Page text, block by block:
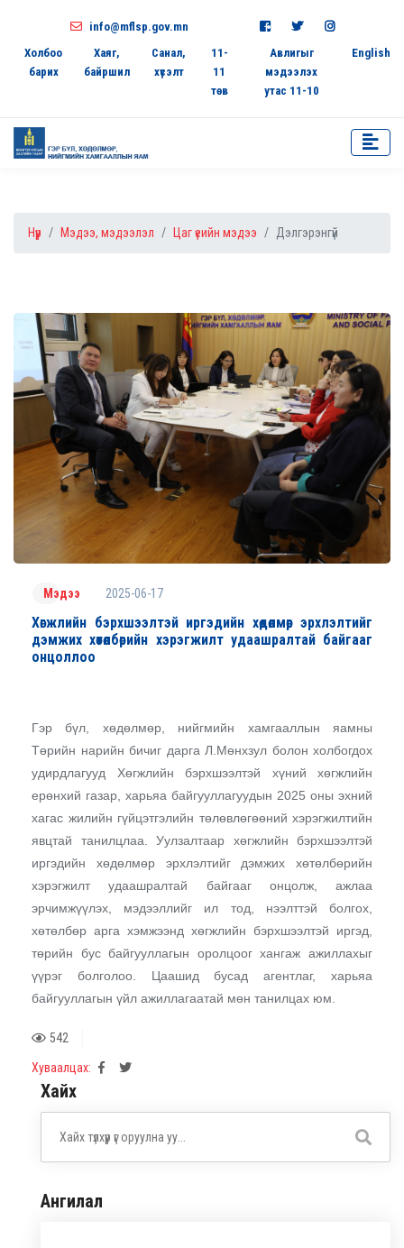
info@mflsp.gov.mn
Холбоо
барих
Хаяг,
байршил
Санал,
хүсэлт
11-
11
төв
Авлигыг
мэдээлэх
утас 11-10
English
Нүүр Мэдээ, мэдээлэл Цаг үеийн мэдээ Дэлгэрэнгүй
Мэдээ 2025-06-17
Хөгжлийн бэрхшээлтэй иргэдийн хөдөлмөр эрхлэлтийг
дэмжих хөтөлбөрийн хэрэгжилт удаашралтай байгааг
онцоллоо
Гэр бүл, хөдөлмөр, нийгмийн хамгааллын яамны
Төрийн нарийн бичиг дарга Л.Мөнхзул болон холбогдох
удирдлагууд Хөгжлийн бэрхшээлтэй хүний хөгжлийн
ерөнхий газар, харьяа байгууллагуудын 2025 оны эхний
хагас жилийн гүйцэтгэлийн төлөвлөгөөний хэрэгжилтийн
явцтай танилцлаа. Уулзалтаар хөгжлийн бэрхшээлтэй
иргэдийн хөдөлмөр эрхлэлтийг дэмжих хөтөлбөрийн
хэрэгжилт удаашралтай байгааг онцолж, ажлаа
эрчимжүүлэх, мэдээллийг ил тод, нээлттэй болгох,
хөтөлбөр арга хэмжээнд хөгжлийн бэрхшээлтэй иргэд,
төрийн бус байгууллагын оролцоог хангаж ажиллахыг
үүрэг болголоо. Цаашид бусад агентлаг, харьяа
байгууллагын үйл ажиллагаатай мөн танилцах юм.
542
Хуваалцах:
Хайх
Ангилал